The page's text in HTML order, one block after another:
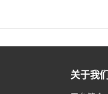
关于我们